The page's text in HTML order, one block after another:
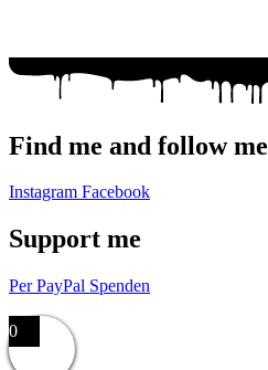
Find me and follow me
Instagram Facebook
Support me
Per PayPal Spenden
0